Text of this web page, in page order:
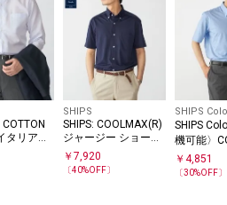
COTTON
タリアン
ソリッ
SHIPS
SHIPS: COOLMAX(R)
ジャージー ショート
スリーブ シャツ
￥ 7,920
〔40%OFF〕
SHIPS
SHIPS
機可能〉
(R) カノ
ウン ショ
￥4,851
〔30%OFF〕